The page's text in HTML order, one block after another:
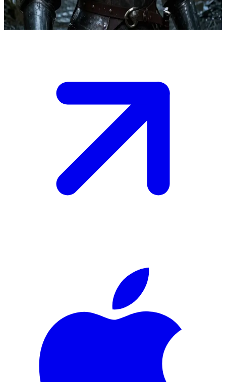
원한 안식에 대한 희미한 희망을 품게 됩니다.
Show more